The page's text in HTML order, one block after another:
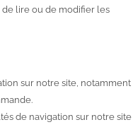
de lire ou de modifier les
sur notre site, notamment
de navigation sur notre site